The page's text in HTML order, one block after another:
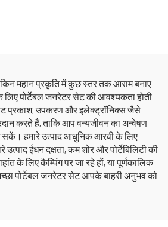
महान प्रकृति में कुछ स्तर तक आराम बनाए
लिए पोर्टेबल जनरेटर सेट की आवश्यकता होती
प्रकाश, उपकरण और इलेक्ट्रॉनिक्स जैसे
करते हैं, ताकि आप वन्यजीवन का अन्वेषण
हमारे उत्पाद आधुनिक आरवी के लिए
ईंधन दक्षता, कम शोर और पोर्टेबिलिटी की
के लिए कैम्पिंग पर जा रहे हों, या पूर्णकालिक
पोर्टेबल जनरेटर सेट आपके बाहरी अनुभव को